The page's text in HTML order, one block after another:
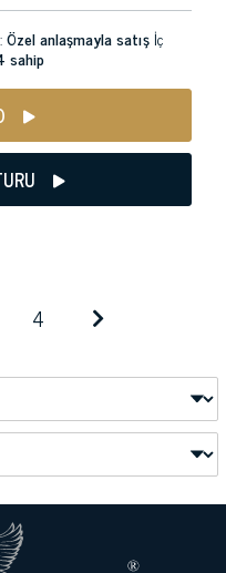
Özel anlaşmayla satış İç
sahip
4